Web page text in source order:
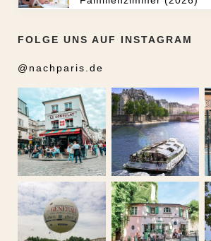
FOLGE UNS AUF INSTAGRAM
@nachparis.de